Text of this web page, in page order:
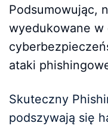
Podsumowując,
wyedukowane w
ataki
Skuteczny
podszywają się